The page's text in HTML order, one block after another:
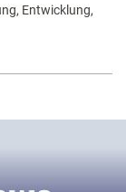
Entwicklung,